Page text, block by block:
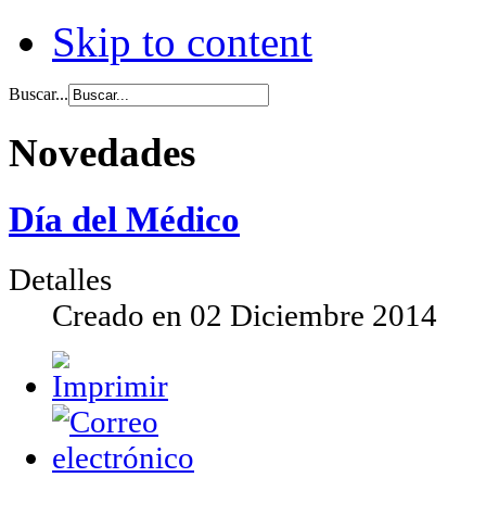
Skip to content
Buscar...
Novedades
Día del Médico
Detalles
Creado en 02 Diciembre 2014